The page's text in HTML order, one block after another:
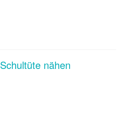
nähen